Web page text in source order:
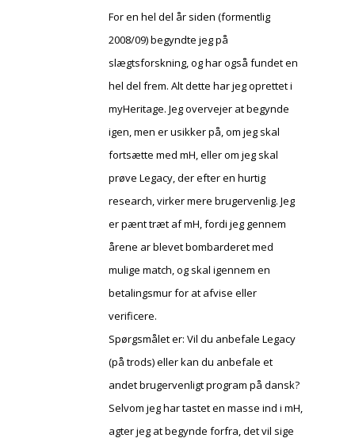
For en hel del år siden (formentlig
2008/09) begyndte jeg på
slægtsforskning, og har også fundet en
hel del frem. Alt dette har jeg oprettet i
myHeritage. Jeg overvejer at begynde
igen, men er usikker på, om jeg skal
fortsætte med mH, eller om jeg skal
prøve Legacy, der efter en hurtig
research, virker mere brugervenlig. Jeg
er pænt træt af mH, fordi jeg gennem
årene ar blevet bombarderet med
mulige match, og skal igennem en
betalingsmur for at afvise eller
verificere.
Spørgsmålet er: Vil du anbefale Legacy
(på trods) eller kan du anbefale et
andet brugervenligt program på dansk?
Selvom jeg har tastet en masse ind i mH,
agter jeg at begynde forfra, det vil sige